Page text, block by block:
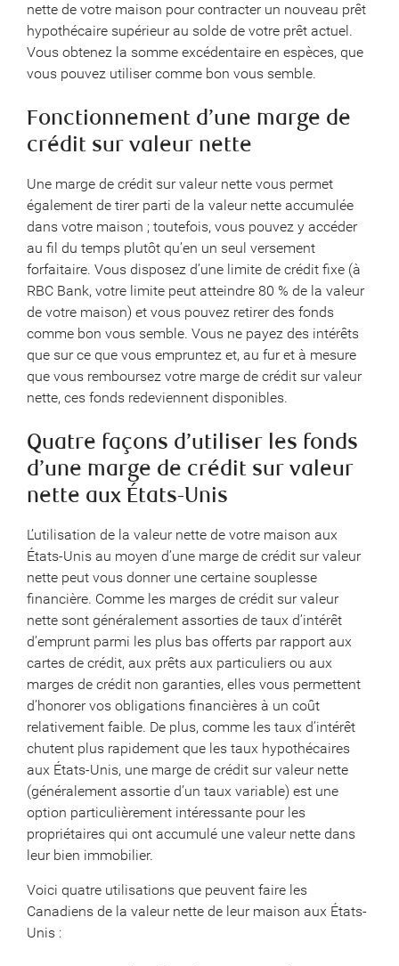
nette de votre maison pour contracter un nouveau prêt
hypothécaire supérieur au solde de votre prêt actuel.
Vous obtenez la somme excédentaire en espèces, que
vous pouvez utiliser comme bon vous semble.
Fonctionnement d’une marge de
crédit sur valeur nette
Une marge de crédit sur valeur nette vous permet
également de tirer parti de la valeur nette accumulée
dans votre maison ; toutefois, vous pouvez y accéder
au fil du temps plutôt qu’en un seul versement
forfaitaire. Vous disposez d’une limite de crédit fixe (à
RBC Bank, votre limite peut atteindre 80 % de la valeur
de votre maison) et vous pouvez retirer des fonds
comme bon vous semble. Vous ne payez des intérêts
que sur ce que vous empruntez et, au fur et à mesure
que vous remboursez votre marge de crédit sur valeur
nette, ces fonds redeviennent disponibles.
Quatre façons d’utiliser les fonds
d’une marge de crédit sur valeur
nette aux États-Unis
L’utilisation de la valeur nette de votre maison aux
États-Unis au moyen d’une marge de crédit sur valeur
nette peut vous donner une certaine souplesse
financière. Comme les marges de crédit sur valeur
nette sont généralement assorties de taux d’intérêt
d’emprunt parmi les plus bas offerts par rapport aux
cartes de crédit, aux prêts aux particuliers ou aux
marges de crédit non garanties, elles vous permettent
d’honorer vos obligations financières à un coût
relativement faible. De plus, comme les taux d’intérêt
chutent plus rapidement que les taux hypothécaires
aux États-Unis, une marge de crédit sur valeur nette
(généralement assortie d’un taux variable) est une
option particulièrement intéressante pour les
propriétaires qui ont accumulé une valeur nette dans
leur bien immobilier.
Voici quatre utilisations que peuvent faire les
Canadiens de la valeur nette de leur maison aux États-
Unis :